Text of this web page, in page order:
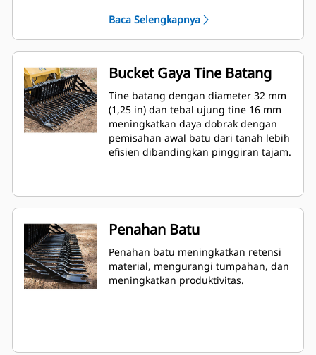
Loader.
Baca Selengkapnya
Bucket Gaya Tine Batang
Tine batang dengan diameter 32 mm
(1,25 in) dan tebal ujung tine 16 mm
meningkatkan daya dobrak dengan
pemisahan awal batu dari tanah lebih
efisien dibandingkan pinggiran tajam.
Penahan Batu
Penahan batu meningkatkan retensi
material, mengurangi tumpahan, dan
meningkatkan produktivitas.